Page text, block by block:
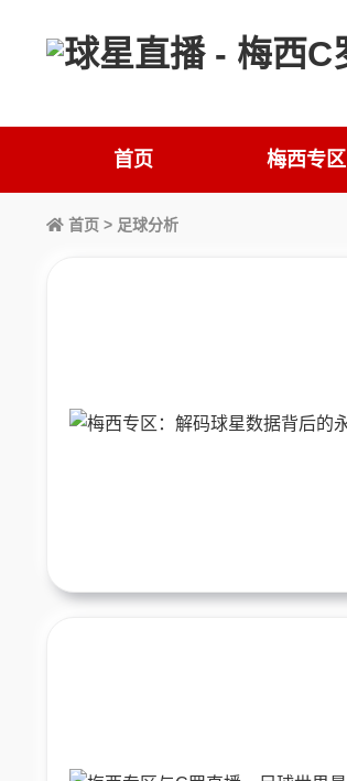
首页 梅西专区
首页 > 足球分析